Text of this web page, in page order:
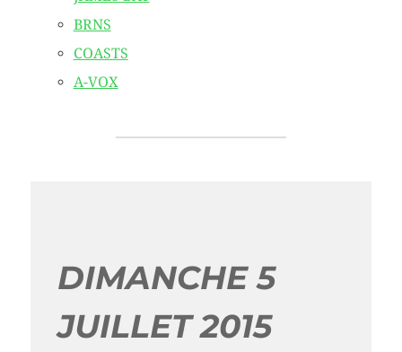
BRNS
COASTS
A-VOX
DIMANCHE 5
JUILLET 2015